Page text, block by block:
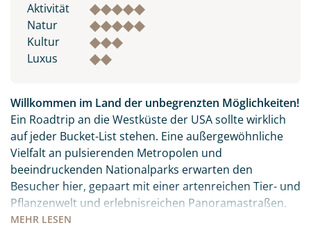
Aktivität
Natur
Kultur
Luxus
MEHR LESEN
Willkommen im Land der unbegrenzten Möglichkeiten!
Ein Roadtrip an die Westküste der USA sollte wirklich
auf jeder Bucket-List stehen. Eine außergewöhnliche
Vielfalt an pulsierenden Metropolen und
beeindruckenden Nationalparks erwarten den
Besucher hier, gepaart mit einer artenreichen Tier- und
Pflanzenwelt und erlebnisreichen Panoramastraßen.